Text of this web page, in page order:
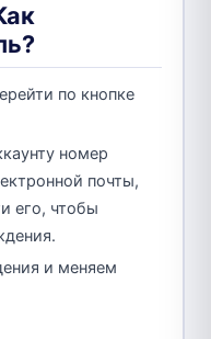
по кнопке
номер
почты,
его, чтобы
и меняем